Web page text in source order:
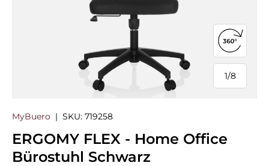
1/
von
8
360°-
MyBuero | SKU: 719258
ERGOMY FLEX - Home Office
Bürostuhl Schwarz